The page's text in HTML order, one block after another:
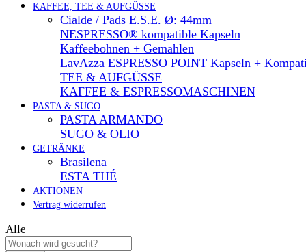
KAFFEE, TEE & AUFGÜSSE
Cialde / Pads E.S.E. Ø: 44mm
NESPRESSO® kompatible Kapseln
Kaffeebohnen + Gemahlen
LavAzza ESPRESSO POINT Kapseln +
TEE & AUFGÜSSE
KAFFEE & ESPRESSOMASCHINEN
PASTA & SUGO
PASTA ARMANDO
SUGO & OLIO
GETRÄNKE
Brasilena
ESTA THÉ
AKTIONEN
Vertrag widerrufen
Alle